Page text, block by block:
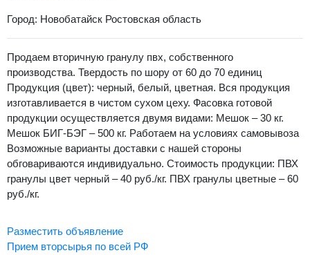
Город: Новобатайск Ростовская область
Продаем вторичную гранулу пвх, собственного
производства. Твердость по шору от 60 до 70 единиц
Продукция (цвет): черный, белый, цветная. Вся продукция
изготавливается в чистом сухом цеху. Фасовка готовой
продукции осуществляется двумя видами: Мешок – 30 кг.
Мешок БИГ-БЭГ – 500 кг. Работаем на условиях самовывоза
Возможные варианты доставки с нашей стороны
обговариваются индивидуально. Стоимость продукции: ПВХ
гранулы цвет черный – 40 руб./кг. ПВХ гранулы цветные – 60
руб./кг.
Разместить объявление
Прием вторсырья по всей РФ